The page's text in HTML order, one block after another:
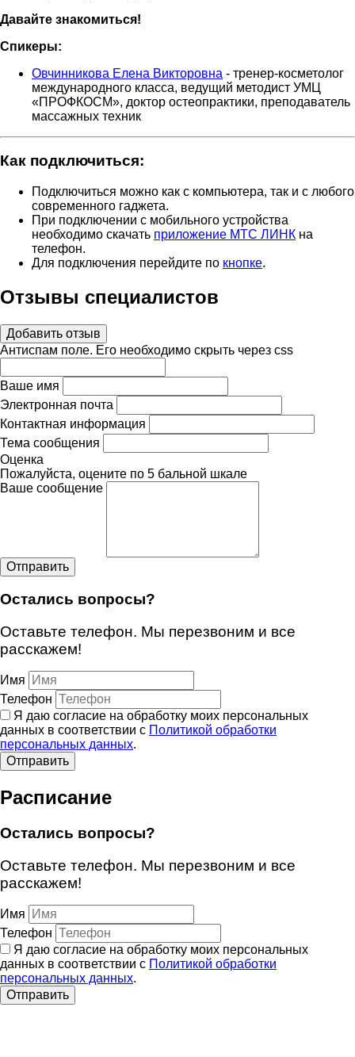
Давайте знакомиться!
Спикеры:
Овчинникова Елена Викторовна - тренер-косметолог
международного класса, ведущий методист УМЦ
«ПРОФКОСМ», доктор остеопрактики, преподаватель
массажных техник
Как подключиться:
Подключиться можно как с компьютера, так и с любого
современного гаджета.
При подключении с мобильного устройства
необходимо скачать приложение МТС ЛИНК на
телефон.
Для подключения перейдите по кнопке.
Отзывы специалистов
Добавить отзыв
Антиспам поле. Его необходимо скрыть через css
Ваше имя
Электронная почта
Контактная информация
Тема сообщения
Оценка
Пожалуйста, оцените по 5 бальной шкале
Ваше сообщение
Остались вопросы?
Оставьте телефон. Мы перезвоним и все
расскажем!
Имя
Телефон
Я даю согласие на обработку моих персональных
данных в соответствии с Политикой обработки
персональных данных.
Отправить
Расписание
Остались вопросы?
Оставьте телефон. Мы перезвоним и все
расскажем!
Имя
Телефон
Я даю согласие на обработку моих персональных
данных в соответствии с Политикой обработки
персональных данных.
Отправить